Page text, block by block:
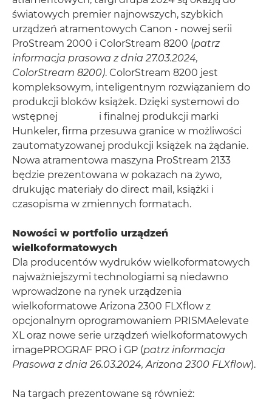
światowych premier najnowszych, szybkich
urządzeń atramentowych Canon - nowej serii
ProStream 2000 i ColorStream 8200 (patrz
informacja prasowa z dnia 27.03.2024,
ColorStream 8200). ColorStream 8200 jest
kompleksowym, inteligentnym rozwiązaniem do
produkcji bloków książek. Dzięki systemowi do
wstępnej i finalnej produkcji marki
Hunkeler, firma przesuwa granice w możliwości
zautomatyzowanej produkcji książek na żądanie.
Nowa atramentowa maszyna ProStream 2133
będzie prezentowana w pokazach na żywo,
drukując materiały do direct mail, książki i
czasopisma w zmiennych formatach.
Nowości w portfolio urządzeń
wielkoformatowych
Dla producentów wydruków wielkoformatowych
najważniejszymi technologiami są niedawno
wprowadzone na rynek urządzenia
wielkoformatowe Arizona 2300 FLXflow z
opcjonalnym oprogramowaniem PRISMAelevate
XL oraz nowe serie urządzeń wielkoformatowych
imagePROGRAF PRO i GP (patrz informacja
Prasowa z dnia 26.03.2024, Arizona 2300 FLXflow).
Na targach prezentowane są również: